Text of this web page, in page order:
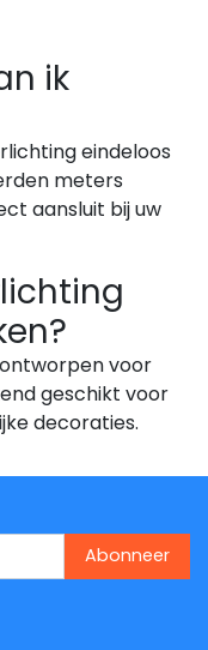
ik
eindeloos
meters
aansluit bij uw
voor
geschikt voor
decoraties.
Abonneer